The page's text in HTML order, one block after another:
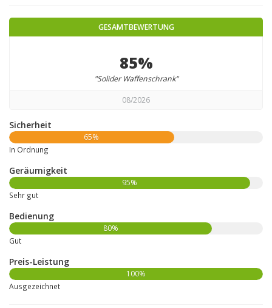
GESAMTBEWERTUNG
85%
"Solider Waffenschrank"
08/2026
Sicherheit
65%
In Ordnung
Geräumigkeit
95%
Sehr gut
Bedienung
80%
Gut
Preis-Leistung
100%
Ausgezeichnet